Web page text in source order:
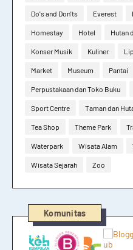
Do's and Don'ts Everest
Homestay Hotel Hutan
Konser Musik Kuliner
Market Museum Pantai
Perpustakaan dan Toko Buku
Sport Centre Taman dan
Tea Shop Theme Park
Waterpark Wisata Alam
Wisata Sejarah Zoo
Komunitas